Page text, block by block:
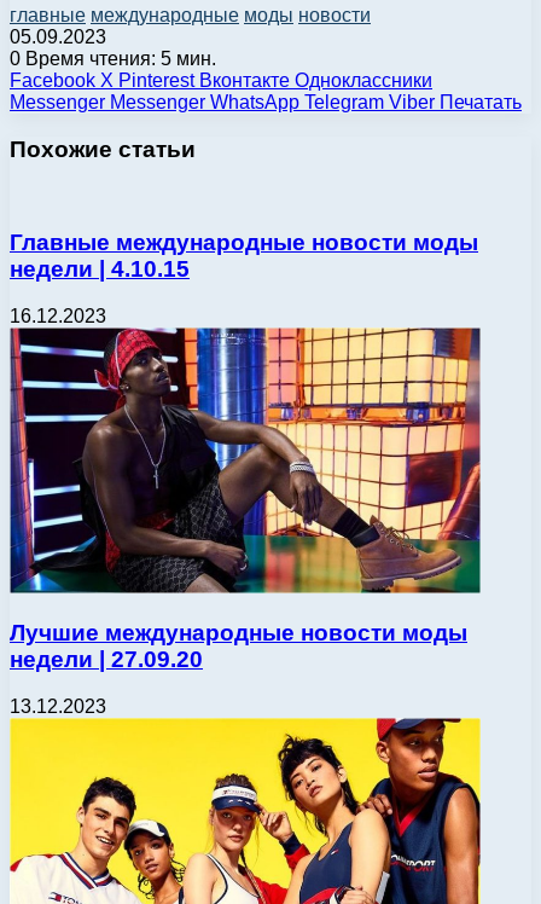
главные международные моды новости
05.09.2023
0 Время чтения: 5 мин.
Facebook X Pinterest Вконтакте Одноклассники
Messenger Messenger WhatsApp Telegram Viber Печатать
Похожие статьи
Главные международные новости моды
недели | 4.10.15
16.12.2023
Лучшие международные новости моды
недели | 27.09.20
13.12.2023